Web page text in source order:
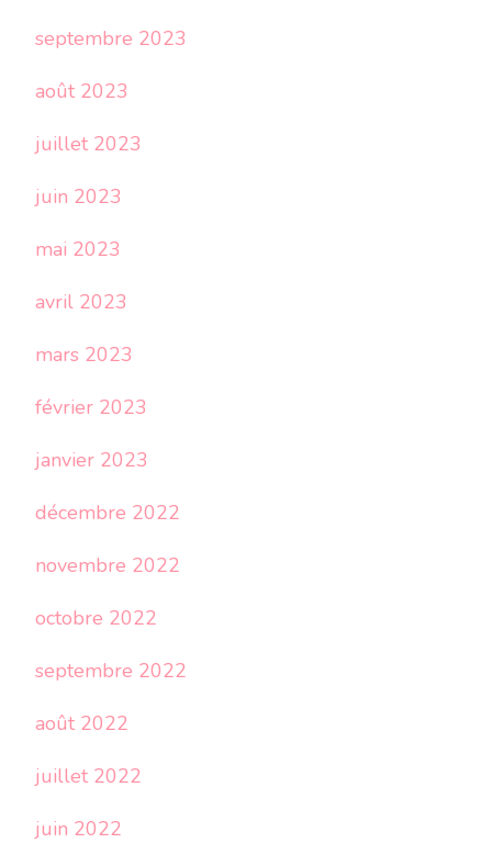
septembre 2023
août 2023
juillet 2023
juin 2023
mai 2023
avril 2023
mars 2023
février 2023
janvier 2023
décembre 2022
novembre 2022
octobre 2022
septembre 2022
août 2022
juillet 2022
juin 2022